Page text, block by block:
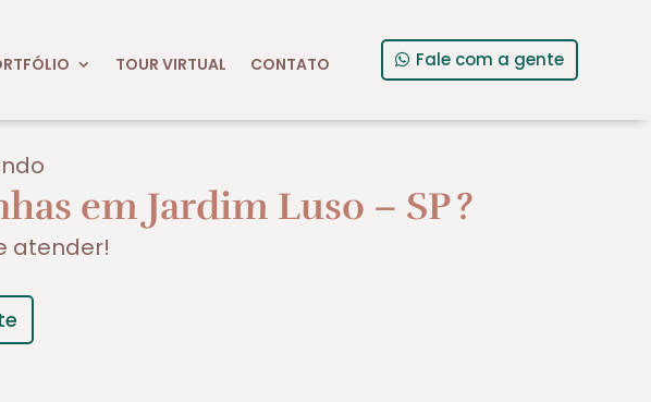
TOUR VIRTUAL CONTATO Fale com a gente
em Jardim Luso – SP?
atender!